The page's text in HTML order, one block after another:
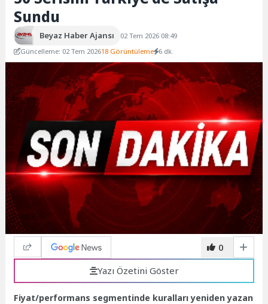
Sundu
Beyaz Haber Ajansı
02 Tem 2026 08:49
Güncelleme: 02 Tem 202618 Görüntüleme 6 dk.
0
Yazı Özetini Göster
Fiyat/performans segmentinde kuralları yeniden yazan